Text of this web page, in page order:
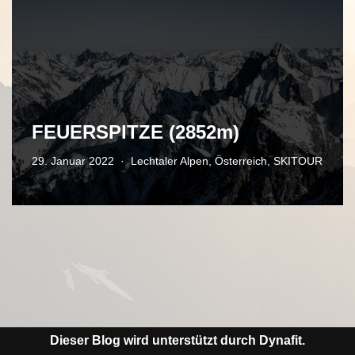
FEUERSPITZE (2852m)
29. Januar 2022 Lechtaler Alpen, Österreich, SKITOUR
Dieser Blog wird unterstützt durch Dynafit.